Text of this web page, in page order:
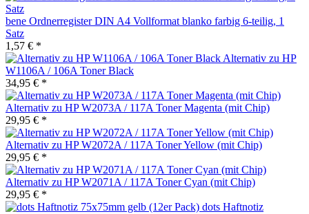
bene Ordnerregister DIN A4 Vollformat blanko farbig 6-teilig, 1
Satz
1,57 € *
Alternativ zu HP
W1106A / 106A Toner Black
34,95 € *
Alternativ zu HP W2073A / 117A Toner Magenta (mit Chip)
29,95 € *
Alternativ zu HP W2072A / 117A Toner Yellow (mit Chip)
29,95 € *
Alternativ zu HP W2071A / 117A Toner Cyan (mit Chip)
29,95 € *
dots Haftnotiz